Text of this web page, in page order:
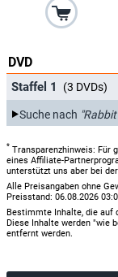
DVD
Staffel 1 (3 DVDs)
Suche nach
* Transparenzhinweis: Für
eines Affiliate-
unterstützt uns aber bei
Alle Preisangaben ohne
Preisstand: 06.08.2026
Bestimmte Inhalte, die auf
Diese Inhalte werden "wie
entfernt werden.